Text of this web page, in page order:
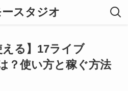
スタジオ
える】17ライブ
？使い方と稼ぐ方法